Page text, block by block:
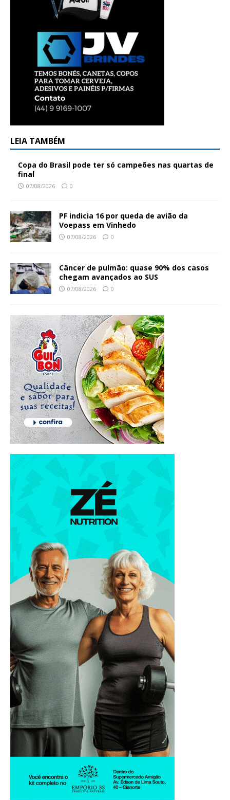
LEIA TAMBÉM
Copa do Brasil pode ter só campeões nas quartas de
final
07/08/2026 0
PF indicia 16 por queda de avião da
Voepass em Vinhedo
07/08/2026 0
Câncer de pulmão: quase 90% dos casos
chegam avançados ao SUS
07/08/2026 0